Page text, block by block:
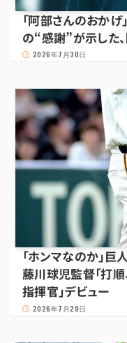
「阿部さんのおか
の“感謝”が示した
2026年7月30日
「ホンマなのか」
藤川球児監督「打順
指揮官」デビュー
2026年7月29日